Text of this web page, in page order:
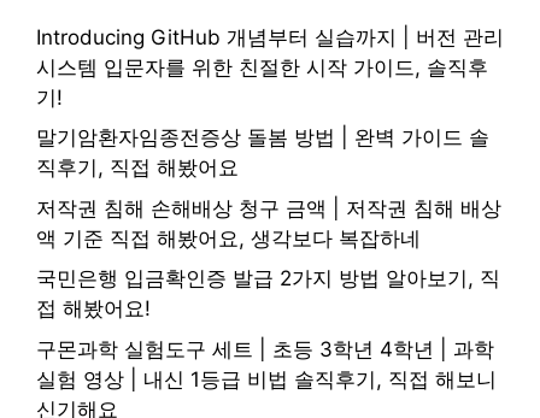
Introducing GitHub 개념부터 실습까지 | 버전 관리
시스템 입문자를 위한 친절한 시작 가이드, 솔직후
기!
말기암환자임종전증상 돌봄 방법 | 완벽 가이드 솔
직후기, 직접 해봤어요
저작권 침해 손해배상 청구 금액 | 저작권 침해 배상
액 기준 직접 해봤어요, 생각보다 복잡하네
국민은행 입금확인증 발급 2가지 방법 알아보기, 직
접 해봤어요!
구몬과학 실험도구 세트 | 초등 3학년 4학년 | 과학
실험 영상 | 내신 1등급 비법 솔직후기, 직접 해보니
신기해요